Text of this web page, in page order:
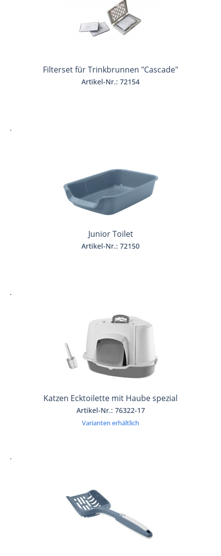
Filterset für Trinkbrunnen "Cascade"
Artikel-Nr.: 72154
.
Junior Toilet
Artikel-Nr.: 72150
.
Katzen Ecktoilette mit Haube spezial
Artikel-Nr.: 76322-17
Varianten erhältlich
.